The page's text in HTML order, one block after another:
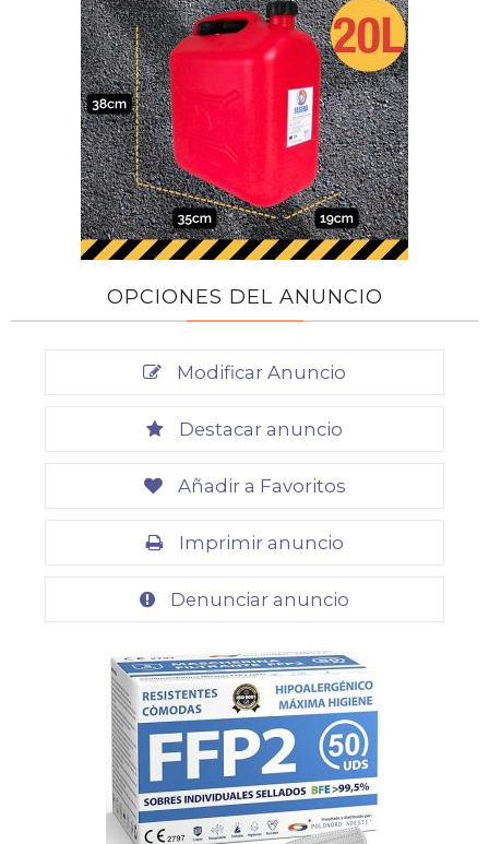
OPCIONES DEL ANUNCIO
Modificar Anuncio
Destacar anuncio
Añadir a Favoritos
Imprimir anuncio
Denunciar anuncio